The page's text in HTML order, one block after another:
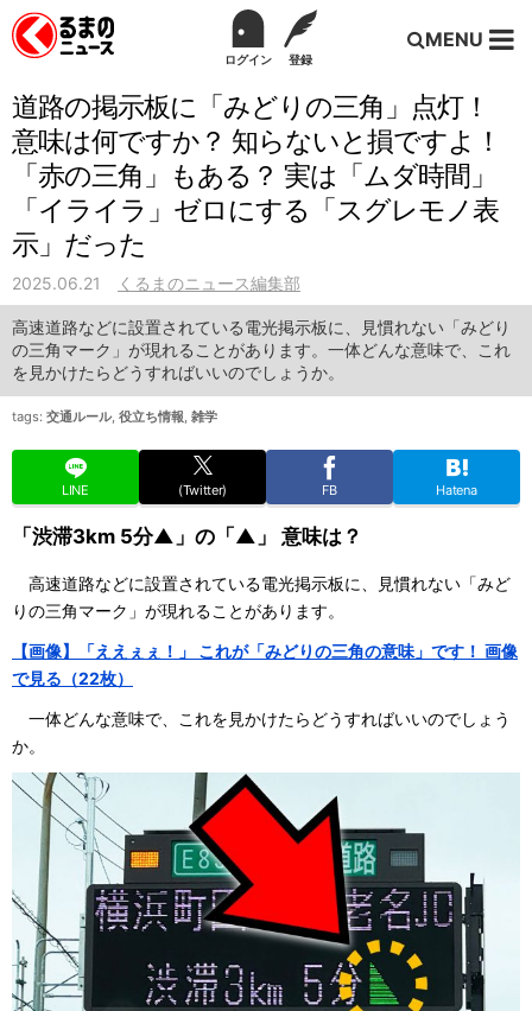
ログイン 登録
MENU
道路の掲示板に「みどりの三角」点灯！
意味は何ですか？ 知らないと損ですよ！
「赤の三角」もある？ 実は「ムダ時間」
「イライラ」ゼロにする「スグレモノ表
示」だった
2025.06.21 くるまのニュース編集部
高速道路などに設置されている電光掲示板に、見慣れない「みどり
の三角マーク」が現れることがあります。一体どんな意味で、これ
を見かけたらどうすればいいのでしょうか。
tags: 交通ルール, 役立ち情報, 雑学
LINE (Twitter) FB Hatena
「渋滞3km 5分▲」の「▲」 意味は？
高速道路などに設置されている電光掲示板に、見慣れない「みど
りの三角マーク」が現れることがあります。
【画像】「ええぇぇ！」 これが「みどりの三角の意味」です！ 画像
で見る（22枚）
一体どんな意味で、これを見かけたらどうすればいいのでしょう
か。